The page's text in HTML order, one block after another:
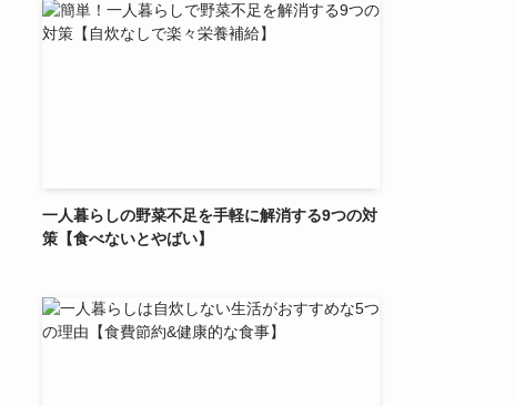
一人暮らしの野菜不足を手軽に解消する9つの対
策【食べないとやばい】